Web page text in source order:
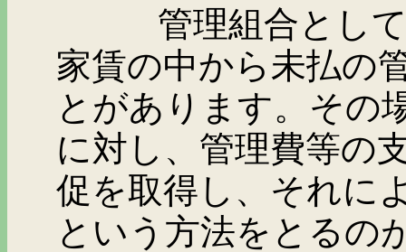
管理組合としては
家賃の中から未払の
とがあります。その
に対し、管理費等の
促を取得し、それに
という方法をとるの